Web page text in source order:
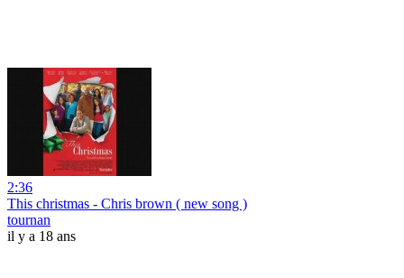
2:36
This christmas - Chris brown ( new song )
tournan
il y a 18 ans